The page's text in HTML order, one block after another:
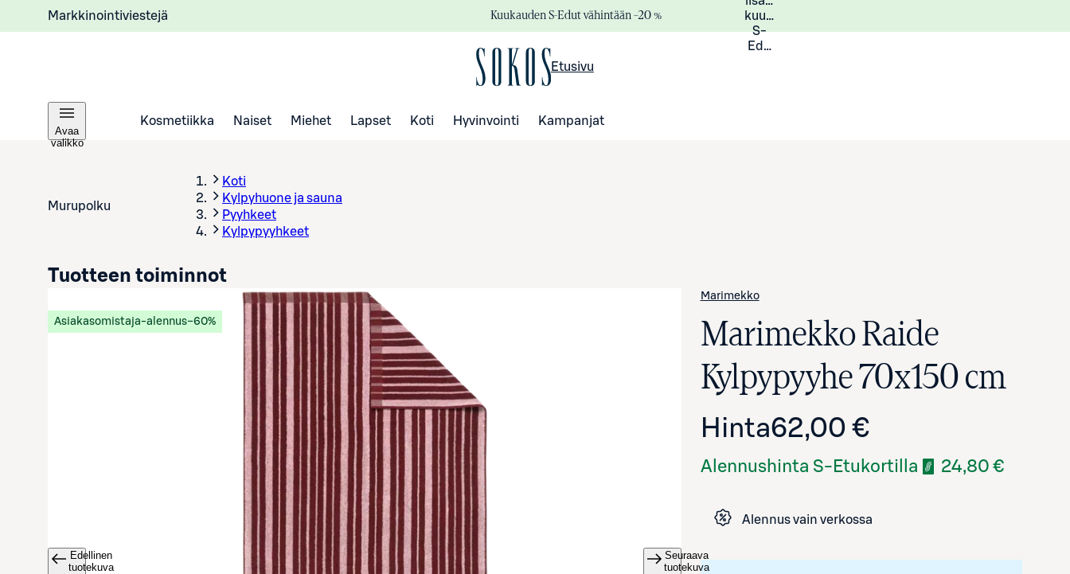
Markkinointiviestejä Kuukauden S-Edut vähintään –20 %
kuukauden
S-
Eduista
Etusivu
Avaa
valikko
Kosmetiikka Naiset Miehet Lapset Koti Hyvinvointi Kampanjat
Murupolku
Koti
Kylpyhuone ja sauna
Pyyhkeet
Kylpypyyhkeet
Avaa tuotekuva suurennettuna
Asiakasomistaja-alennus−60%
Edellinen
tuotekuva
Seuraava
tuotekuva
Marimekko
Marimekko Raide
Kylpypyyhe 70x150 cm
Hinta62,00 €
Alennushinta S-Etukortilla 24,80 €
Alennus vain verkossa
Tuotteen toiminnot